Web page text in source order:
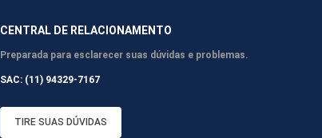
CENTRAL DE RELACIONAMENTO
Preparada para esclarecer suas dúvidas e problemas.
SAC: (11) 94329-7167
TIRE SUAS DÚVIDAS